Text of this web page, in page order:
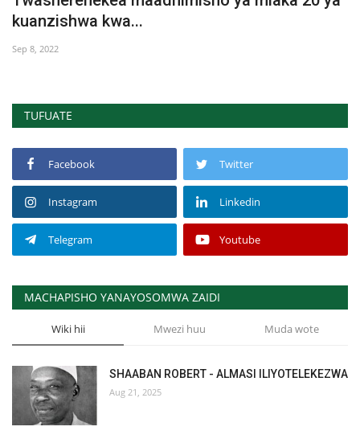
kuanzishwa kwa...
Sep 8, 2022
TUFUATE
Facebook Twitter
Instagram Linkedin
Telegram Youtube
MACHAPISHO YANAYOSOMWA ZAIDI
Wiki hii Mwezi huu Muda wote
SHAABAN ROBERT - ALMASI ILIYOTELEKEZWA
Aug 21, 2025